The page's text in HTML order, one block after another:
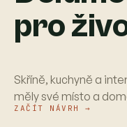
pro
Skříně, kuchyně a
měly své místo a
ZAČÍT NÁVRH →